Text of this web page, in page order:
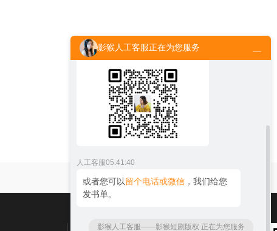
联系我们
影猴人工客服正在为您服务
欢迎添加官方微信：peiyinaihao
人工客服05:41:40
或者您可以留个电话或微信 ，我们给您
发书单。
影猴人工客服——影猴短剧版权 正在为您服务